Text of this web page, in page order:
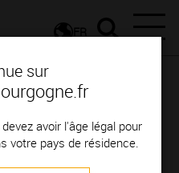
sur
avoir l'âge légal pour
votre pays de résidence.
FR
et hommes passionnés
BOFFELINE